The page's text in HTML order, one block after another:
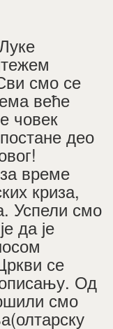
смо се
веће
човек
део
време
криза,
Успели смо
да је
се
Од
смо